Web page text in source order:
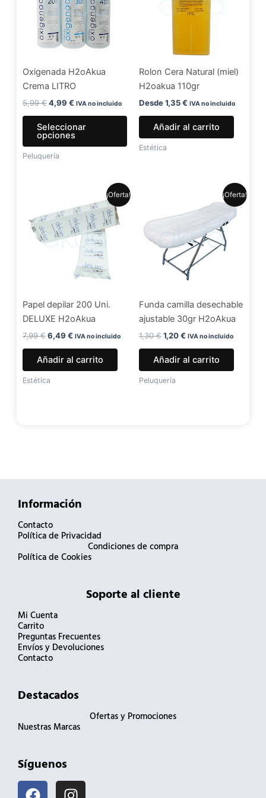
Oxigenada H2oAkua
Crema LITRO
5,99€4,99 € IVA no incluido
Seleccionar
opciones
pueden
elegir
la
página
de
Peluquería
Rolon Cera Natural (miel)
H2oakua 110gr
Desde1,35€ IVA no incluido
Añadir al carrito
Estética
¡Oferta!
Papel depilar 200 Uni.
DELUXE H2oAkua
7,99€
original
era:
7,99 €.
6,49 €
precio
actual
es:
6,49 €.
IVA no incluido
Añadir al carrito
Estética
¡Oferta!
Funda camilla desechable
ajustable 30gr H2oAkua
1,30€
original
era:
1,20€
actual
1,20 €.
IVA no incluido
Añadir al carrito
Peluquería
Información
Contacto
Política de Privacidad
Condiciones de compra
Política de Cookies
Soporte al cliente
Mi Cuenta
Carrito
Preguntas Frecuentes
Envíos y Devoluciones
Contacto
Destacados
Ofertas y Promociones
Nuestras Marcas
Síguenos
F
I